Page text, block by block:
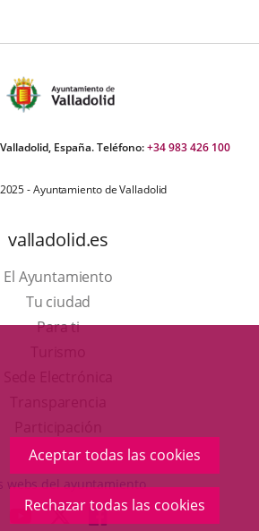
Aceptar todas las cookies
Rechazar todas las cookies
España. Teléfono:+34 983 426 100
- Ayuntamiento de Valladolid
valladolid.es
El Ayuntamiento
Tu ciudad
Para ti
en
una
ventana
nueva.
aplicación
externa.
webs del ayuntamiento
ENLACEENLACEENLACE